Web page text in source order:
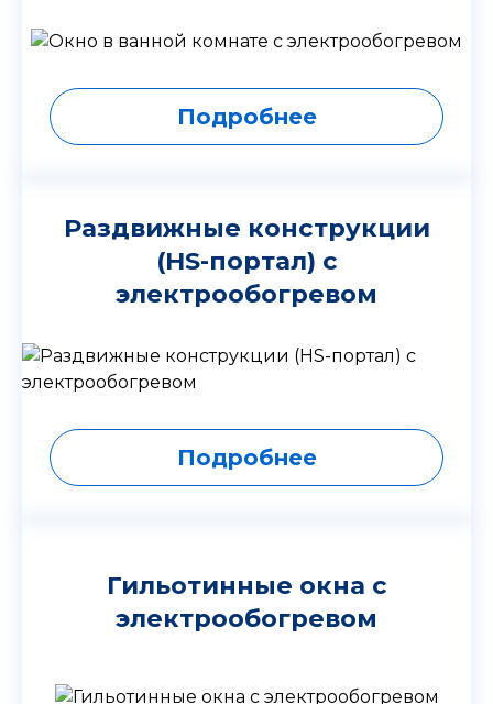
Подробнее
Раздвижные конструкции
(HS-портал) с
электрообогревом
Подробнее
Гильотинные окна с
электрообогревом